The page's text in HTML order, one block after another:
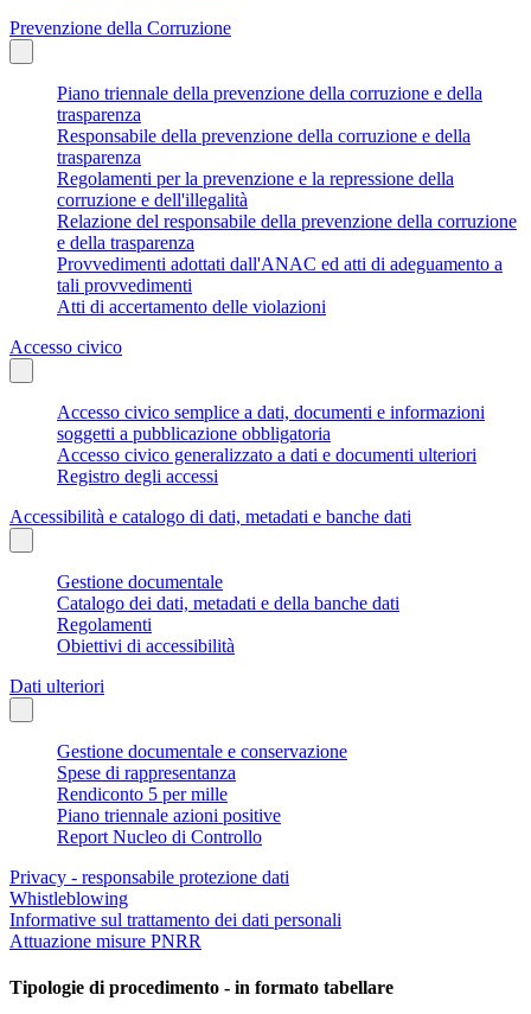
Prevenzione della Corruzione
Piano triennale della prevenzione della corruzione e della
trasparenza
Responsabile della prevenzione della corruzione e della
trasparenza
Regolamenti per la prevenzione e la repressione della
corruzione e dell'illegalità
Relazione del responsabile della prevenzione della corruzione
e della trasparenza
Provvedimenti adottati dall'ANAC ed atti di adeguamento a
tali provvedimenti
Atti di accertamento delle violazioni
Accesso civico
Accesso civico semplice a dati, documenti e informazioni
soggetti a pubblicazione obbligatoria
Accesso civico generalizzato a dati e documenti ulteriori
Registro degli accessi
Accessibilità e catalogo di dati, metadati e banche dati
Gestione documentale
Catalogo dei dati, metadati e della banche dati
Regolamenti
Obiettivi di accessibilità
Dati ulteriori
Gestione documentale e conservazione
Spese di rappresentanza
Rendiconto 5 per mille
Piano triennale azioni positive
Report Nucleo di Controllo
Privacy - responsabile protezione dati
Whistleblowing
Informative sul trattamento dei dati personali
Attuazione misure PNRR
Tipologie di procedimento - in formato tabellare